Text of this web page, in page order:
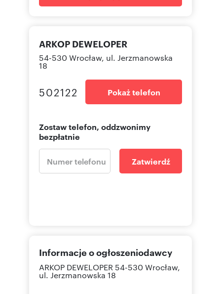
ARKOP DEWELOPER
54-530 Wrocław, ul. Jerzmanowska
18
502122 Pokaż telefon
Zostaw telefon, oddzwonimy
bezpłatnie
Zatwierdź
Informacje o ogłoszeniodawcy
ARKOP DEWELOPER 54-530 Wrocław,
ul. Jerzmanowska 18